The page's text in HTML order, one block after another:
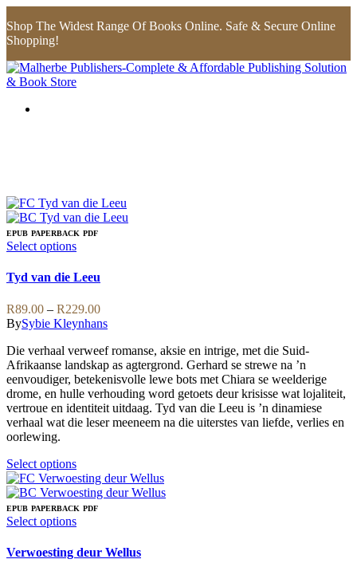
Shop The Widest Range Of Books Online. Safe & Secure Online
Shopping!
EPUB PAPERBACK PDF
Select optionsThis
has
variants.
The
options
may
be
chosen
on
the
product
Tyd van die Leeu
R89.00 – R229.00Price
range:
through
R229.00
BySybie Kleynhans
Die verhaal verweef romanse, aksie en intrige, met die Suid-
Afrikaanse landskap as agtergrond. Gerhard se strewe na ’n
eenvoudiger, betekenisvolle lewe bots met Chiara se weelderige
drome, en hulle verhouding word getoets deur krisisse wat lojaliteit,
vertroue en identiteit uitdaag. Tyd van die Leeu is ’n dinamiese
verhaal wat die leser meeneem na die uiterstes van liefde, verlies en
oorlewing.
Select optionsThis
product
has
multiple
variants.
options
EPUB PAPERBACK PDF
Select optionsThis
has
Verwoesting deur Wellus